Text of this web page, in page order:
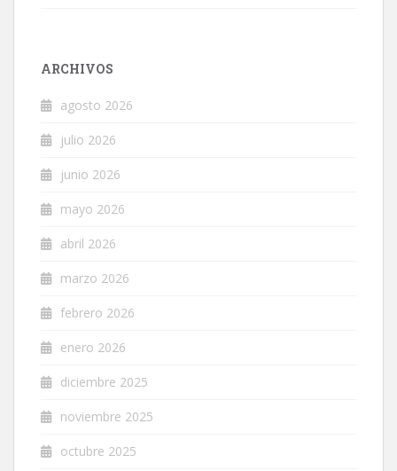
ARCHIVOS
agosto 2026
julio 2026
junio 2026
mayo 2026
abril 2026
marzo 2026
febrero 2026
enero 2026
diciembre 2025
noviembre 2025
octubre 2025